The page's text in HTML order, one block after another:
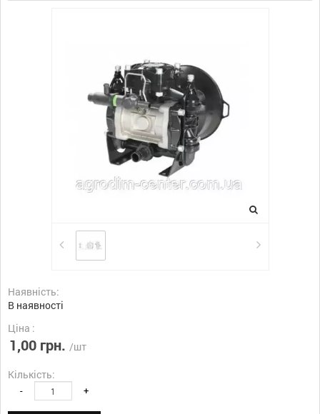
Наявність:
В наявності
Ціна :
1,00 грн. /шт
Кількість:
- +